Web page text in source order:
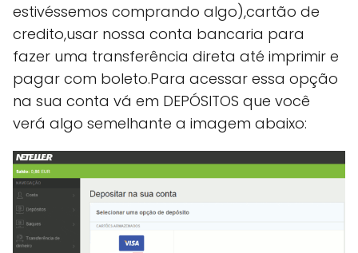
estivéssemos comprando algo),cartão de
credito,usar nossa conta bancaria para
fazer uma transferência direta até imprimir e
pagar com boleto.Para acessar essa opção
na sua conta vá em DEPÓSITOS que você
verá algo semelhante a imagem abaixo: